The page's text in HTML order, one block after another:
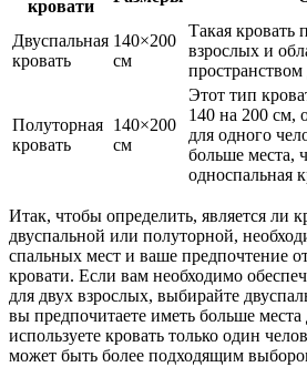
кровати
Двуспальная
кровать
140×200
см
Такая кровать
взрослых и
Полуторная
кровать
140×200
см
Этот тип
140 на 200 см,
для одного
больше места,
односпальная
Итак, чтобы определить, является ли
двуспальной или полуторной,
спальных мест и ваше предпочтение
кровати. Если вам необходимо
для двух взрослых, выбирайте
вы предпочитаете иметь больше места
используете кровать только один
может быть более подходящим